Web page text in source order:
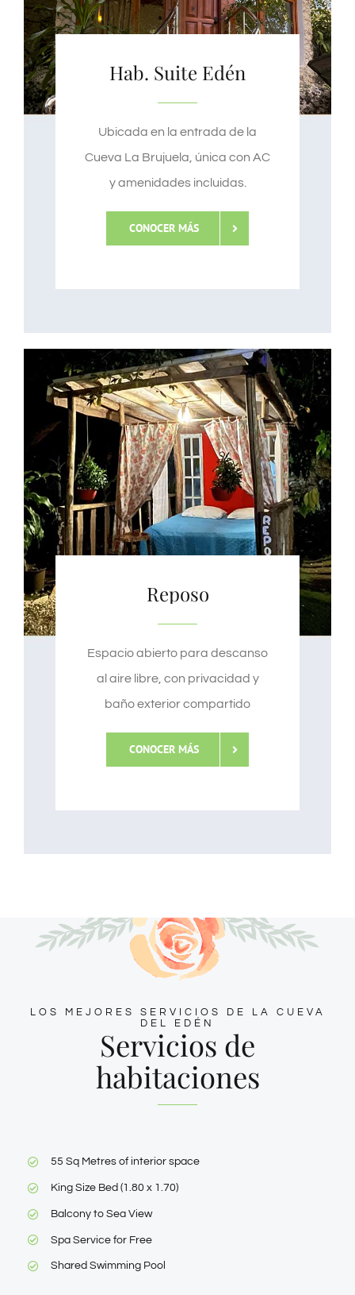
Hab. Suite Edén
Ubicada en la entrada de la
Cueva La Brujuela, única con AC
y amenidades incluidas.
CONOCER MÁS
Reposo
Espacio abierto para descanso
al aire libre, con privacidad y
baño exterior compartido
CONOCER MÁS
LOS MEJORES SERVICIOS DE LA CUEVA
DEL EDÉN
Servicios de
habitaciones
55 Sq Metres of interior space
King Size Bed (1.80 x 1.70)
Balcony to Sea View
Spa Service for Free
Shared Swimming Pool